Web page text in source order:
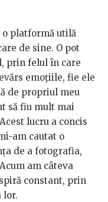
platformă utilă
de sine. O pot
prin felul în care
emoțiile, fie ele
de propriul meu
să fiu mult mai
lucru a concis
am cautat o
de a fotografia,
am câteva
constant, prin
lor.